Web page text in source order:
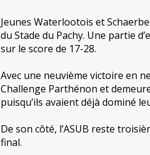
Jeunes Waterlootois et
du Stade du Pachy. Une partie
sur le score de 17-28.
Avec une neuvième victoire en
Challenge Parthénon et
puisqu’ils avaient déjà dominé
De son côté, l’ASUB reste
final.